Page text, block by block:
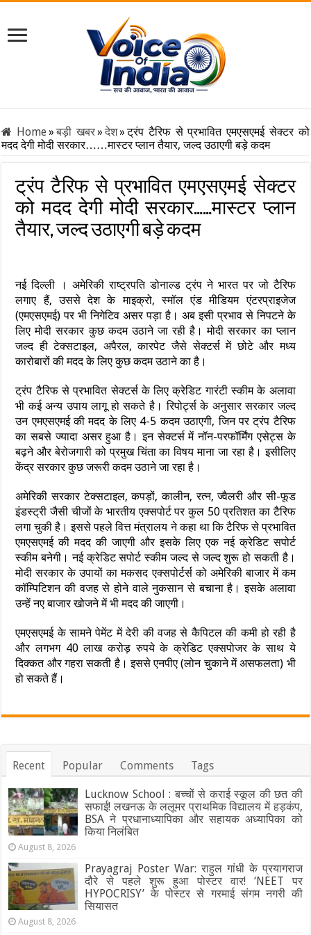
Home» बड़ी खबर» देश» ट्रंप टैरिफ से प्रभावित एमएसएमई सेक्टर को
मदद देगी मोदी सरकार……मास्टर प्लान तैयार, जल्द उठाएगी बड़े कदम
ट्रंप टैरिफ से प्रभावित एमएसएमई सेक्टर
को मदद देगी मोदी सरकार……मास्टर प्लान
तैयार, जल्द उठाएगी बड़े कदम
नई दिल्ली । अमेरिकी राष्ट्रपति डोनाल्ड ट्रंप ने भारत पर जो टैरिफ
लगाए हैं, उससे देश के माइक्रो, स्मॉल एंड मीडियम एंटरप्राइजेज
(एमएसएमई) पर भी निगेटिव असर पड़ा है। अब इसी प्रभाव से निपटने के
लिए मोदी सरकार कुछ कदम उठाने जा रही है। मोदी सरकार का प्लान
जल्द ही टेक्सटाइल, अपैरल, कारपेट जैसे सेक्टर्स में छोटे और मध्य
कारोबारों की मदद के लिए कुछ कदम उठाने का है।
ट्रंप टैरिफ से प्रभावित सेक्टर्स के लिए क्रेडिट गारंटी स्कीम के अलावा
भी कई अन्य उपाय लागू हो सकते है। रिपोर्ट्स के अनुसार सरकार जल्द
उन एमएसएमई की मदद के लिए 4-5 कदम उठाएगी, जिन पर ट्रंप टैरिफ
का सबसे ज्यादा असर हुआ है। इन सेक्टर्स में नॉन-परफॉर्मिंग एसेट्स के
बढ़ने और बेरोजगारी को प्रमुख चिंता का विषय माना जा रहा है। इसीलिए
केंद्र सरकार कुछ जरूरी कदम उठाने जा रहा है।
अमेरिकी सरकार टेक्सटाइल, कपड़ों, कालीन, रत्न, ज्वैलरी और सी-फूड
इंडस्ट्री जैसी चीजों के भारतीय एक्सपोर्ट पर कुल 50 प्रतिशत का टैरिफ
लगा चुकी है। इससे पहले वित्त मंत्रालय ने कहा था कि टैरिफ से प्रभावित
एमएसएमई की मदद की जाएगी और इसके लिए एक नई क्रेडिट सपोर्ट
स्कीम बनेगी। नई क्रेडिट सपोर्ट स्कीम जल्द से जल्द शुरू हो सकती है।
मोदी सरकार के उपायों का मकसद एक्सपोर्टर्स को अमेरिकी बाजार में कम
कॉम्पिटिशन की वजह से होने वाले नुकसान से बचाना है। इसके अलावा
उन्हें नए बाजार खोजने में भी मदद की जाएगी।
एमएसएमई के सामने पेमेंट में देरी की वजह से कैपिटल की कमी हो रही है
और लगभग 40 लाख करोड़ रुपये के क्रेडिट एक्सपोजर के साथ ये
दिक्कत और गहरा सकती है। इससे एनपीए (लोन चुकाने में असफलता) भी
हो सकते हैं।
Recent Popular Comments Tags
Lucknow School : बच्चों से कराई स्कूल की छत की
सफाई! लखनऊ के ललूमर प्राथमिक विद्यालय में हड़कंप,
BSA ने प्रधानाध्यापिका और सहायक अध्यापिका को
किया निलंबित
August 8, 2026
Prayagraj Poster War: राहुल गांधी के प्रयागराज
दौरे से पहले शुरू हुआ पोस्टर वार! ‘NEET पर
HYPOCRISY’ के पोस्टर से गरमाई संगम नगरी की
सियासत
August 8, 2026